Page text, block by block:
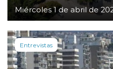
Miércoles 1 de abril de
Entrevistas